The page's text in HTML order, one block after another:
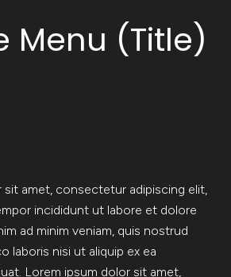
Menu (Title)
sit amet, consectetur adipiscing elit,
incididunt ut labore et dolore
ad minim veniam, quis nostrud
laboris nisi ut aliquip ex ea
Lorem ipsum dolor sit amet,